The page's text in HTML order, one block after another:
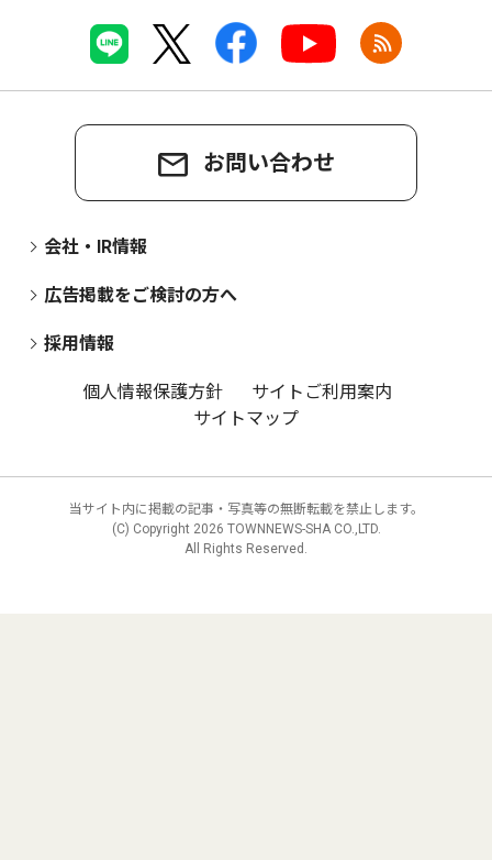
お問い合わせ
会社・IR情報
広告掲載をご検討の方へ
採用情報
個人情報保護方針
サイトご利用案内
サイトマップ
当サイト内に掲載の記事・写真等の無断転載を禁止します。
(C) Copyright 2026 TOWNNEWS-SHA CO.,LTD.
All Rights Reserved.